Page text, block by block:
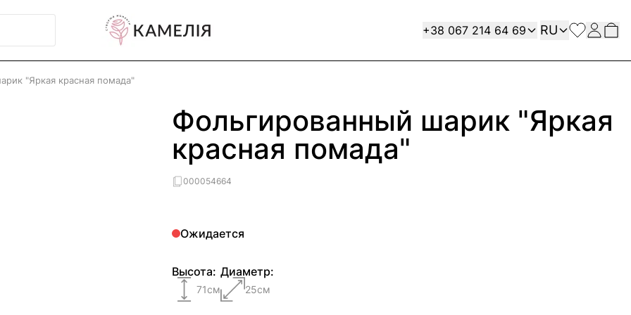
Contact
+38 067 214 64 69 Язык
RU
"Яркая красная помада"
Фольгированный шарик "Яркая
красная помада"
000054664
Ожидается
Высота:
71см
Диаметр:
25см